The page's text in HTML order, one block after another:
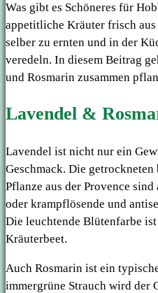
Was gibt es Schöneres für
appetitliche Kräuter frisch
selber zu ernten und in der
veredeln. In diesem Beitrag
und Rosmarin zusammen
Lavendel &
Lavendel ist nicht nur ein
Geschmack. Die
Pflanze aus der Provence
oder krampflösende und
Die leuchtende Blütenfarbe
Kräuterbeet.
Auch Rosmarin ist ein
immergrüne Strauch wird der